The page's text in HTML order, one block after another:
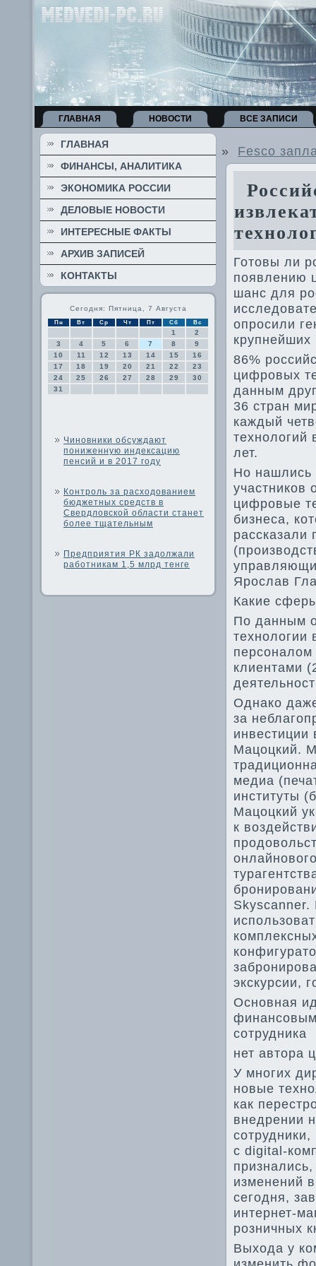
ГЛАВНАЯ НОВОСТИ ВСЕ ЗАПИСИ
ГЛАВНАЯ
ФИНАНСЫ, АНАЛИТИКА
ЭКОНОМИКА РОССИИ
ДЕЛОВЫЕ НОВОСТИ
ИНТЕРЕСНЫЕ ФАКТЫ
АРХИВ ЗАПИСЕЙ
КОНТАКТЫ
Сегодня: Пятница, 7 Августа
Пн Вт Ср Чт Пт Сб Вс
1
2
3
4 5 6 7 8
9
10
11 12 13 14 15
16
17
18 19 20 21 22
23
24
25 26 27 28 29
30
31
Чиновники обсуждают
пониженную индексацию
пенсий и в 2017 году
Контроль за расходованием
бюджетных средств в
Свердловской области станет
более тщательным
Предприятия РК задолжали
работникам 1,5 млрд тенге
» Fesco
Готовы ли
появлению
шанс для
опросили
крупнейших
86%
цифровых
данным
36 стран
каждый
технологий
лет.
Но нашлись
участников
цифровые
бизнеса,
рассказали
Ярослав
Какие
По данным
технологии
клиентами
Однако
за
инвестиции
Мацоцкий.
медиа
институты
Мацоцкий
к
Skyscanner.
экскурсии,
Основная
сотрудника
нет автора
У многих
новые
как
внедрении
с digital-
изменений
сегодня,
интернет-
розничных
Выхода у